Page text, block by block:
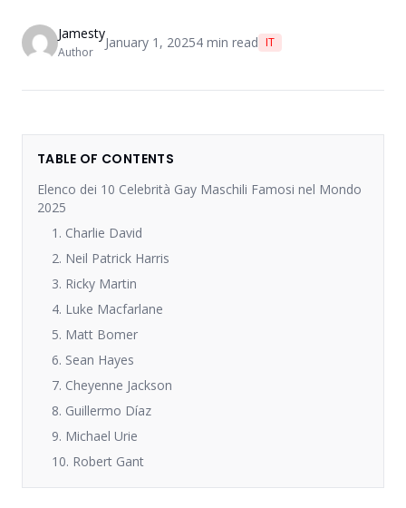
Jamesty
Author
January 1, 20254 min read IT
TABLE OF CONTENTS
Elenco dei 10 Celebrità Gay Maschili Famosi nel Mondo
2025
1. Charlie David
2. Neil Patrick Harris
3. Ricky Martin
4. Luke Macfarlane
5. Matt Bomer
6. Sean Hayes
7. Cheyenne Jackson
8. Guillermo Díaz
9. Michael Urie
10. Robert Gant